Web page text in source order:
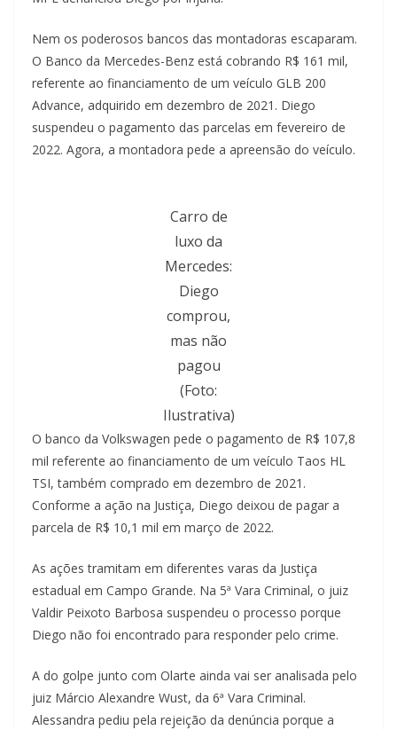
Nem os poderosos bancos das montadoras escaparam.
O Banco da Mercedes-Benz está cobrando R$ 161 mil,
referente ao financiamento de um veículo GLB 200
Advance, adquirido em dezembro de 2021. Diego
suspendeu o pagamento das parcelas em fevereiro de
2022. Agora, a montadora pede a apreensão do veículo.
Carro de
luxo da
Mercedes:
Diego
comprou,
mas não
pagou
(Foto:
Ilustrativa)
O banco da Volkswagen pede o pagamento de R$ 107,8
mil referente ao financiamento de um veículo Taos HL
TSI, também comprado em dezembro de 2021.
Conforme a ação na Justiça, Diego deixou de pagar a
parcela de R$ 10,1 mil em março de 2022.
As ações tramitam em diferentes varas da Justiça
estadual em Campo Grande. Na 5ª Vara Criminal, o juiz
Valdir Peixoto Barbosa suspendeu o processo porque
Diego não foi encontrado para responder pelo crime.
A do golpe junto com Olarte ainda vai ser analisada pelo
juiz Márcio Alexandre Wust, da 6ª Vara Criminal.
Alessandra pediu pela rejeição da denúncia porque a